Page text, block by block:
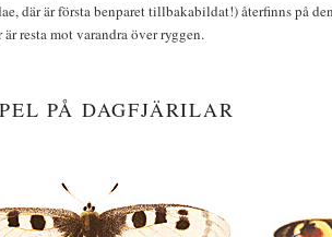
där är första benparet tillbakabildat!) återfinns på
resta mot varandra över ryggen.
PÅ DAGFJÄRILAR